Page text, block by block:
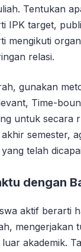
Tentukan
IPK target,
mengikuti
relasi.
gunakan
Time-
untuk secara
semester,
telah
dengan
aktif berarti
mengerjakan
luar akademik.